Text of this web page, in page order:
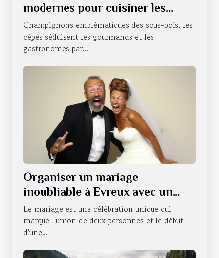
modernes pour cuisiner les
cèpes
Champignons emblématiques des sous-bois, les
cèpes séduisent les gourmands et les
gastronomes par...
Organiser un mariage
inoubliable à Evreux avec un
photobooth
Le mariage est une célébration unique qui
marque l'union de deux personnes et le début
d'une...